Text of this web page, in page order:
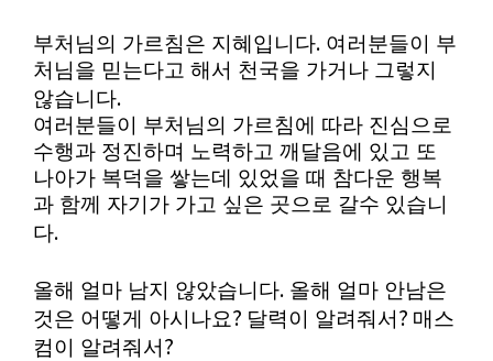
부처님의 가르침은 지혜입니다. 여러분들이 부
처님을 믿는다고 해서 천국을 가거나 그렇지
않습니다.
여러분들이 부처님의 가르침에 따라 진심으로
수행과 정진하며 노력하고 깨달음에 있고 또
나아가 복덕을 쌓는데 있었을 때 참다운 행복
과 함께 자기가 가고 싶은 곳으로 갈수 있습니
다.
올해 얼마 남지 않았습니다. 올해 얼마 안남은
것은 어떻게 아시나요? 달력이 알려줘서 ? 매스
컴이 알려줘서 ?